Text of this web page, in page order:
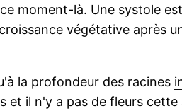
moment-là. Une systole
végétative après
la profondeur des racines
et il n'y a pas de fleurs